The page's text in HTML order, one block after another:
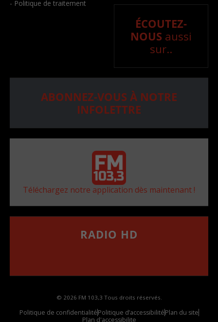
- Politique de traitement
ÉCOUTEZ-
NOUS aussi
sur..
ABONNEZ-VOUS À NOTRE
INFOLETTRE
Téléchargez notre application dès maintenant !
RADIO HD
© 2026 FM 103,3 Tous droits réservés.
Politique de confidentialitéPolitique d’accessibilitéPlan du site
Plan d'accessibilite